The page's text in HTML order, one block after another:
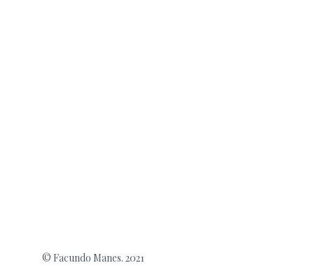
© Facundo Manes. 2021